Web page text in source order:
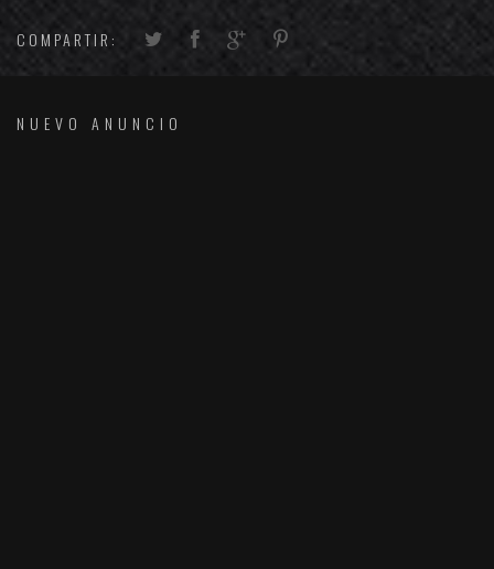
COMPARTIR:
NUEVO ANUNCIO